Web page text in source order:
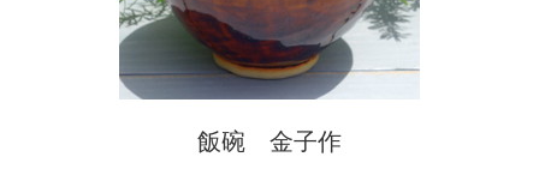
飯碗 金子作